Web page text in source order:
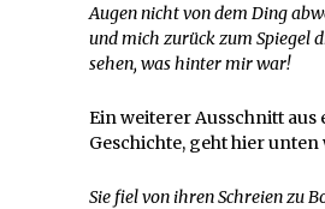
Augen nicht von dem Ding
und mich zurück zum Spiegel
sehen, was hinter mir war!
Ein weiterer Ausschnitt aus
Geschichte, geht hier unten
Sie fiel von ihren Schreien zu